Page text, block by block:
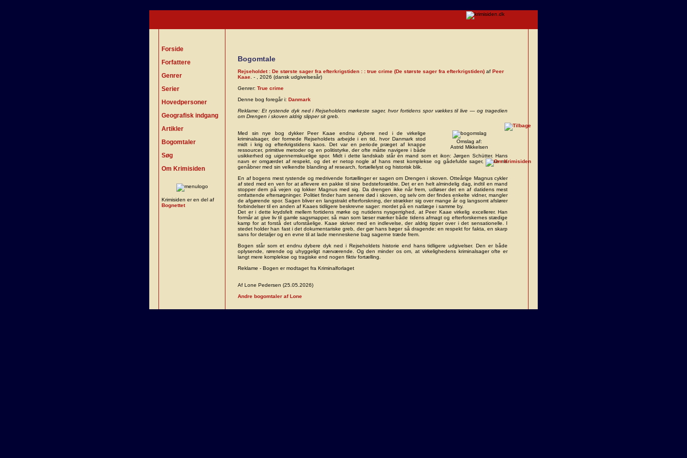
Forside
Forfattere
Genrer
Serier
Hovedpersoner
Geografisk indgang
Artikler
Bogomtaler
Søg
Om Krimisiden
Krimisiden er en del af
Bognettet
Bogomtale
Rejseholdet : De største sager fra efterkrigstiden : : true crime (De største sager fra efterkrigstiden) af Peer
Kaae . - , 2026 (dansk udgivelsesår)
Genrer: True crime
Denne bog foregår i: Danmark
Reklame: Et rystende dyk ned i Rejseholdets mørkeste sager, hvor fortidens spor vækkes til live — og tragedien
om Drengen i skoven aldrig slipper sit greb.
Omslag af:
Astrid Mikkelsen
Med sin nye bog dykker Peer Kaae endnu dybere ned i de virkelige
kriminalsager, der formede Rejseholdets arbejde i en tid, hvor Danmark stod
midt i krig og efterkrigstidens kaos. Det var en periode præget af knappe
ressourcer, primitive metoder og en politistyrke, der ofte måtte navigere i både
usikkerhed og uigennemskuelige spor. Midt i dette landskab står én mand som et ikon: Jørgen Schütter. Hans
navn er omgærdet af respekt, og det er netop nogle af hans mest komplekse og gådefulde sager, Kaae nu
genåbner med sin velkendte blanding af research, fortællelyst og historisk blik.
En af bogens mest rystende og medrivende fortællinger er sagen om Drengen i skoven. Otteårige Magnus cykler
af sted med en ven for at aflevere en pakke til sine bedsteforældre. Det er en helt almindelig dag, indtil en mand
stopper dem på vejen og lokker Magnus med sig. Da drengen ikke når frem, udløser det en af datidens mest
omfattende eftersøgninger. Politiet finder ham senere død i skoven, og selv om der findes enkelte vidner, mangler
de afgørende spor. Sagen bliver en langstrakt efterforskning, der strækker sig over mange år og langsomt afslører
forbindelser til en anden af Kaaes tidligere beskrevne sager: mordet på en natlæge i samme by.
Det er i dette krydsfelt mellem fortidens mørke og nutidens nysgerrighed, at Peer Kaae virkelig excellerer. Han
formår at give liv til gamle sagsmapper, så man som læser mærker både tidens afmagt og efterforskernes stædige
kamp for at forstå det uforståelige. Kaae skriver med en indlevelse, der aldrig tipper over i det sensationelle. I
stedet holder han fast i det dokumentariske greb, der gør hans bøger så dragende: en respekt for fakta, en skarp
sans for detaljer og en evne til at lade menneskene bag sagerne træde frem.
Bogen står som et endnu dybere dyk ned i Rejseholdets historie end hans tidligere udgivelser. Den er både
oplysende, rørende og uhyggeligt nærværende. Og den minder os om, at virkelighedens kriminalsager ofte er
langt mere komplekse og tragiske end nogen fiktiv fortælling.
Reklame - Bogen er modtaget fra Kriminalforlaget
Af Lone Pedersen (25.05.2026)
Andre bogomtaler af Lone